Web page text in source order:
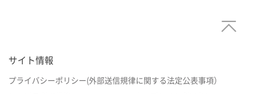
サイト情報
プライバシーポリシー(外部送信規律に関する法定公表事項）